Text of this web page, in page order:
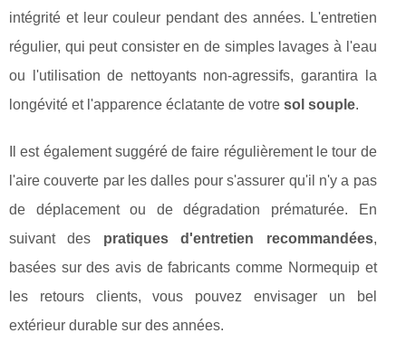
intégrité et leur couleur pendant des années. L'entretien
régulier, qui peut consister en de simples lavages à l'eau
ou l'utilisation de nettoyants non-agressifs, garantira la
longévité et l'apparence éclatante de votre sol souple.
Il est également suggéré de faire régulièrement le tour de
l'aire couverte par les dalles pour s'assurer qu'il n'y a pas
de déplacement ou de dégradation prématurée. En
suivant des pratiques d'entretien recommandées,
basées sur des avis de fabricants comme Normequip et
les retours clients, vous pouvez envisager un bel
extérieur durable sur des années.